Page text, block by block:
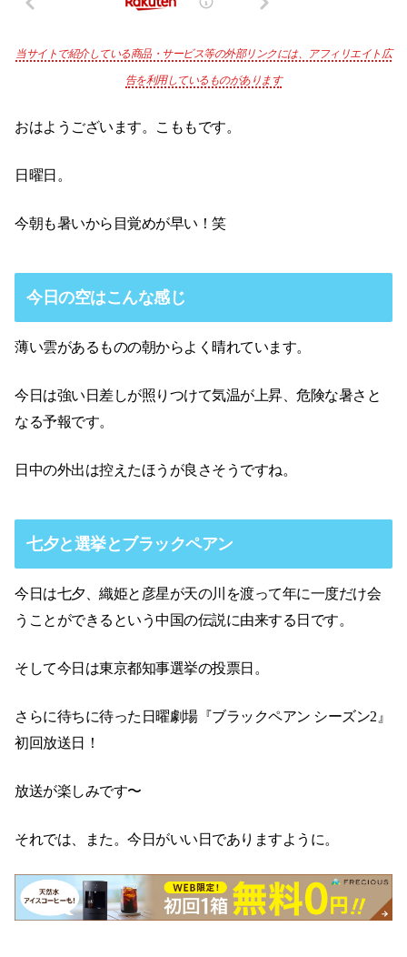
当サイトで紹介している商品・サービス等の外部リンクには、アフィリエイト広
告を利用しているものがあります
おはようございます。こももです。
日曜日。
今朝も暑いから目覚めが早い！笑
今日の空はこんな感じ
薄い雲があるものの朝からよく晴れています。
今日は強い日差しが照りつけて気温が上昇、危険な暑さと
なる予報です。
日中の外出は控えたほうが良さそうですね。
七夕と選挙とブラックペアン
今日は七夕、織姫と彦星が天の川を渡って年に一度だけ会
うことができるという中国の伝説に由来する日です。
そして今日は東京都知事選挙の投票日。
さらに待ちに待った日曜劇場『ブラックペアン シーズン2』
初回放送日！
放送が楽しみです〜
それでは、また。今日がいい日でありますように。